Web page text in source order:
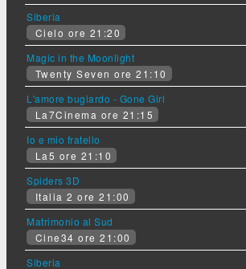
Siberia
Cielo ore 21:20
Magic in the Moonlight
Twenty Seven ore 21:10
L'amore bugiardo - Gone Girl
La7Cinema ore 21:15
Io e mio fratello
La5 ore 21:10
Spiders 3D
Italia 2 ore 21:00
Matrimonio al Sud
Cine34 ore 21:00
Siberia